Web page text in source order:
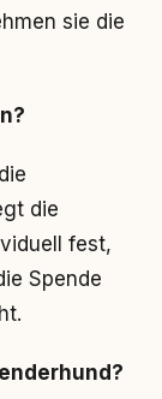
sie die
die
fest,
Spende